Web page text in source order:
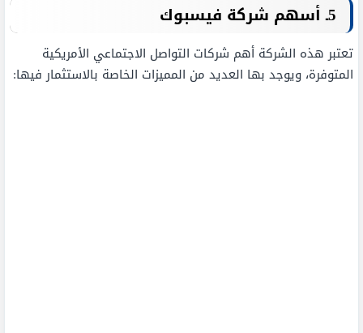
5ـ أسهم شركة فيسبوك
تعتبر هذه الشركة أهم شركات التواصل الاجتماعي الأمريكية
المتوفرة، ويوجد بها العديد من المميزات الخاصة بالاستثمار فيها: